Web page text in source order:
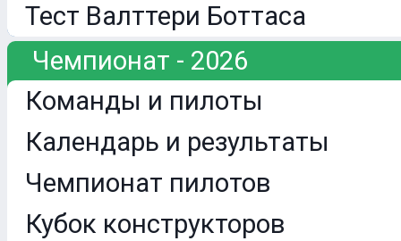
Тест Валттери Боттаса
Чемпионат - 2026
Команды и пилоты
Календарь и результаты
Чемпионат пилотов
Кубок конструкторов